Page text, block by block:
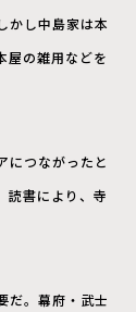
かし中島家は本
屋の雑用などを
につながったと
読書により、寺
だ。幕府・武士